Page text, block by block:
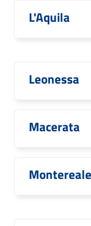
L'Aquila
Leonessa
Macerata
Montereale